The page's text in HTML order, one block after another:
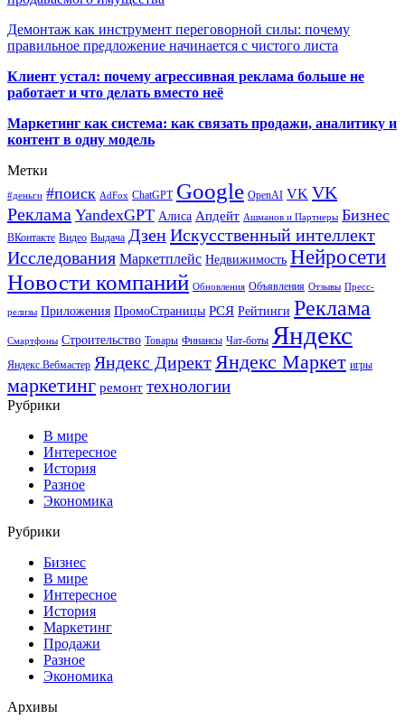
Демонтаж как инструмент переговорной силы: почему
правильное предложение начинается с чистого листа
Клиент устал: почему агрессивная реклама больше не
работает и что делать вместо неё
Маркетинг как система: как связать продажи, аналитику и
контент в одну модель
Метки
#деньги #поиск AdFox ChatGPT Google OpenAI VK VK
Реклама YandexGPT Алиса Апдейт Ашманов и Партнеры Бизнес
ВКонтакте Видео Выдача ДзенИскусственный интеллект
Исследования Маркетплейс Недвижимость Нейросети
Новости компаний Обновления Объявления Отзывы Пресс-
релизы Приложения ПромоСтраницы РСЯ Рейтинги Реклама
Смартфоны Строительство Товары Финансы Чат-боты Яндекс
Яндекс.Вебмастер Яндекс Директ Яндекс Маркет игры
маркетинг ремонт технологии
Рубрики
В мире
Интересное
История
Разное
Экономика
Рубрики
Бизнес
В мире
Интересное
История
Маркетинг
Продажи
Разное
Экономика
Архивы